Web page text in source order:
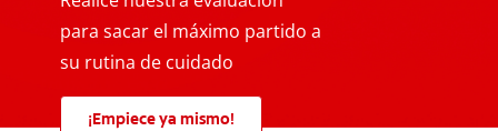
para sacar el máximo partido a
su rutina de cuidado
¡Empiece ya mismo!